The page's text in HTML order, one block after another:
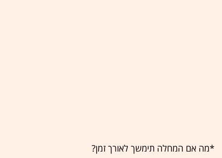
*מה אם המחלה תימשך לאורך זמן?